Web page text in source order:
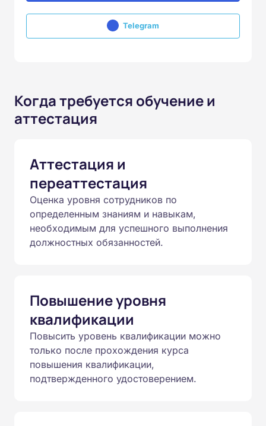
Telegram
Когда требуется обучение и
аттестация
Аттестация и
переаттестация
Оценка уровня сотрудников по
определенным знаниям и навыкам,
необходимым для успешного выполнения
должностных обязанностей.
Повышение уровня
квалификации
Повысить уровень квалификации можно
только после прохождения курса
повышения квалификации,
подтвержденного удостоверением.